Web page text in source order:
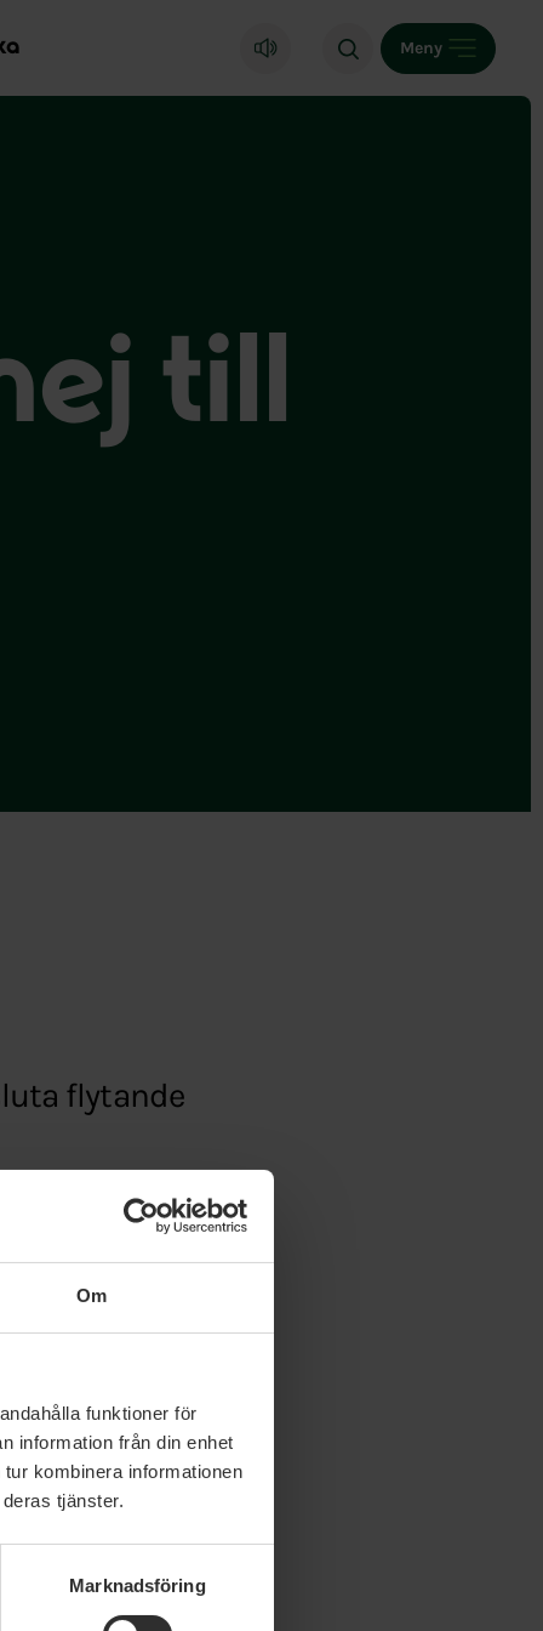
Om
funktioner för
information från din enhet
kombinera informationen
tjänster.
Marknadsföring
Meny
till
flytande